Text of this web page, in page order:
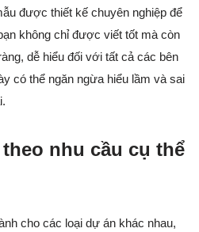
được thiết kế chuyên nghiệp để
không chỉ được viết tốt mà còn
dễ hiểu đối với tất cả các bên
có thể ngăn ngừa hiểu lầm và sai
nhu cầu cụ thể
cho các loại dự án khác nhau,